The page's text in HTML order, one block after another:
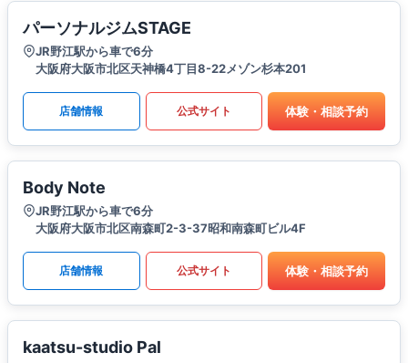
パーソナルジムSTAGE
JR野江駅から車で6分
大阪府大阪市北区天神橋4丁目8-22メゾン杉本201
店舗情報 公式サイト 体験・相談予約
Body Note
JR野江駅から車で6分
大阪府大阪市北区南森町2-3-37昭和南森町ビル4F
店舗情報 公式サイト 体験・相談予約
kaatsu-studio Pal